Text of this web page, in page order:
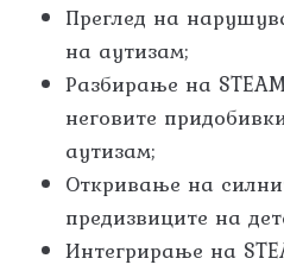
Преглед на
на аутизам;
Разбирање на
неговите
аутизам;
Откривање на
предизвиците на
Интегрирање на